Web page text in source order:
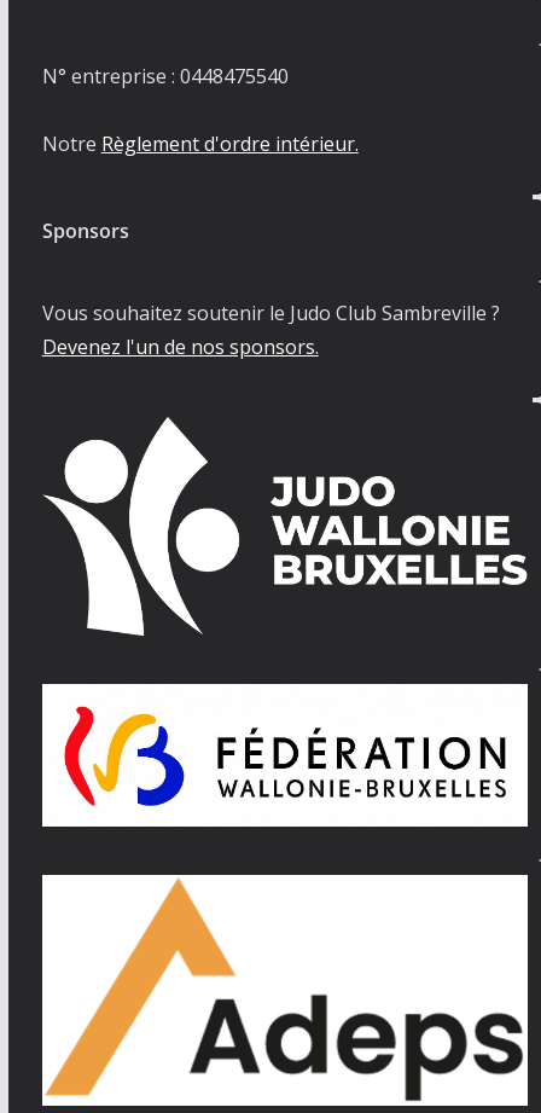
N° entreprise : 0448475540
Notre Règlement d'ordre intérieur.
Sponsors
Vous souhaitez soutenir le Judo Club Sambreville ?
Devenez l'un de nos sponsors.